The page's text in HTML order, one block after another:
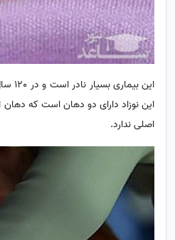
این نوزاد دارای دو دهان است که
اصلی ندارد.